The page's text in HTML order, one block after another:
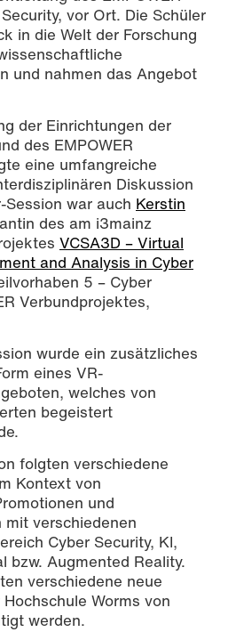
vor Ort. Die Schüler
in die Welt der Forschung
und nahmen das Angebot
der Einrichtungen der
des EMPOWER
eine umfangreiche
Diskussion
war auch Kerstin
des am i3mainz
VCSA3D – Virtual
and Analysis in Cyber
5 – Cyber
Verbundprojektes,
wurde ein zusätzliches
eines VR-
welches von
begeistert
folgten verschiedene
Kontext von
und
verschiedenen
Cyber Security, KI,
bzw. Augmented Reality.
verschiedene neue
Worms von
werden.